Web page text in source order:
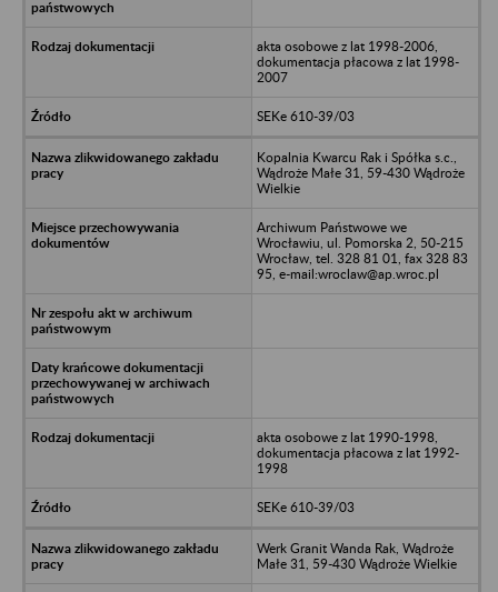
akta osobowe z lat 1998-2006,
dokumentacja płacowa z lat 1998-
2007
SEKe 610-39/03
Kopalnia Kwarcu Rak i Spółka s.c.,
Wądroże Małe 31, 59-430 Wądroże
Wielkie
Archiwum Państwowe we
Wrocławiu, ul. Pomorska 2, 50-215
Wrocław, tel. 328 81 01, fax 328 83
95, e-mail:wroclaw@ap.wroc.pl
akta osobowe z lat 1990-1998,
dokumentacja płacowa z lat 1992-
1998
SEKe 610-39/03
Werk Granit Wanda Rak, Wądroże
Małe 31, 59-430 Wądroże Wielkie